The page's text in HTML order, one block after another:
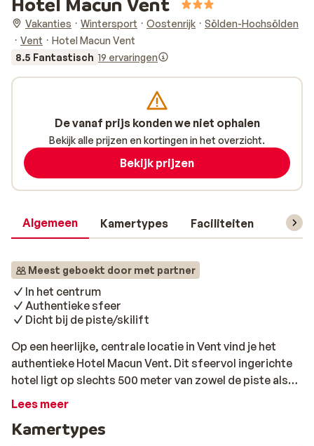
Vakanties Wintersport Oostenrijk
Sölden-Hochsölden
Vent
Hotel Macun Vent
8.5 Fantastisch 19 ervaringen
Algemeen Kamertypes Faciliteiten
Meest geboekt door met partner
In het centrum
Authentieke sfeer
Dicht bij de piste/skilift
Op een heerlijke, centrale locatie in Vent vind je het
authentieke Hotel Macun Vent. Dit sfeervol ingerichte
hotel ligt op slechts 500 meter van zowel de piste als
de skilift. In de wellness met sauna, Turks stoombad en
Lees meer
Kamertypes
De vanaf prijs konden we niet ophalen
Bekijk alle prijzen en kortingen in het overzicht.
Bekijk prijzen